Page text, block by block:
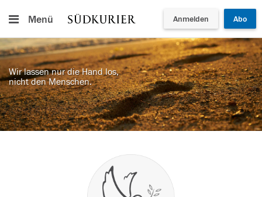
Menü Anmelden Abo
Wir lassen nur die Hand los,
nicht den Menschen.